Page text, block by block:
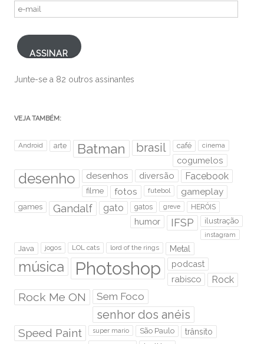
e-
ASSINAR
Junte-se a 82 outros assinantes
VEJA TAMBÉM:
Android arte Batman brasil café cinema
cogumelos
desenho desenhos diversão Facebook
filme fotos futebol gameplay
games Gandalf gato gatos greve HERÓIS
humor IFSP ilustração
instagram
Java jogos LOL cats lord of the rings Metal
música Photoshop
podcast
rabisco
Rock
Rock Me ON Sem Foco
senhor dos anéis
Speed Paint super mario São Paulo trânsito